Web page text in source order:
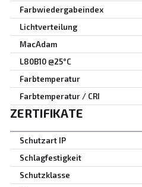
Farbwiedergabeindex
Lichtverteilung
MacAdam
L80B10 @25°C
Farbtemperatur
Farbtemperatur / CRI
ZERTIFIKATE
Schutzart IP
Schlagfestigkeit
Schutzklasse